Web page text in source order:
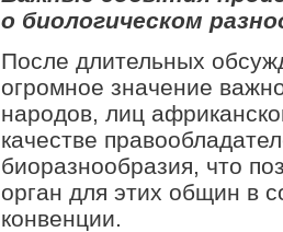
о биологическом
После длительных
огромное значение
народов, лиц
качестве
биоразнообразия, что
орган для этих общин в
конвенции.